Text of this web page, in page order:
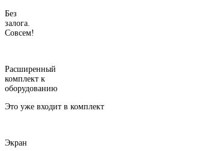
Без
залога.
Совсем!
Расширенный
комплект к
оборудованию
Это уже входит в комплект
Экран